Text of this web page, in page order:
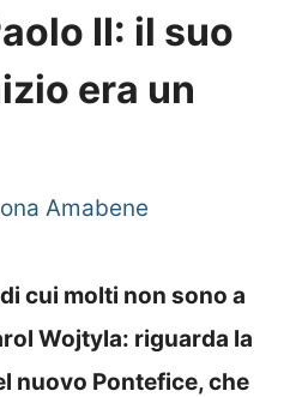
II: il suo
era un
Amabene
cui molti non sono a
Wojtyla: riguarda la
nuovo Pontefice, che